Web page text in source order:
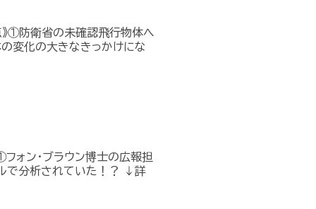
》①防衛省の未確認飛行物体へ
変化の大きなきっかけにな
フォン・ブラウン博士の広報担
で分析されていた！？ ↓詳